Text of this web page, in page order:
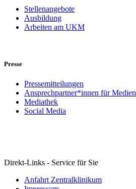
Stellenangebote
Ausbildung
Arbeiten am UKM
Presse
Pressemitteilungen
Ansprechpartner*innen für Medien
Mediathek
Social Media
Direkt-Links - Service für Sie
Anfahrt Zentralklinikum